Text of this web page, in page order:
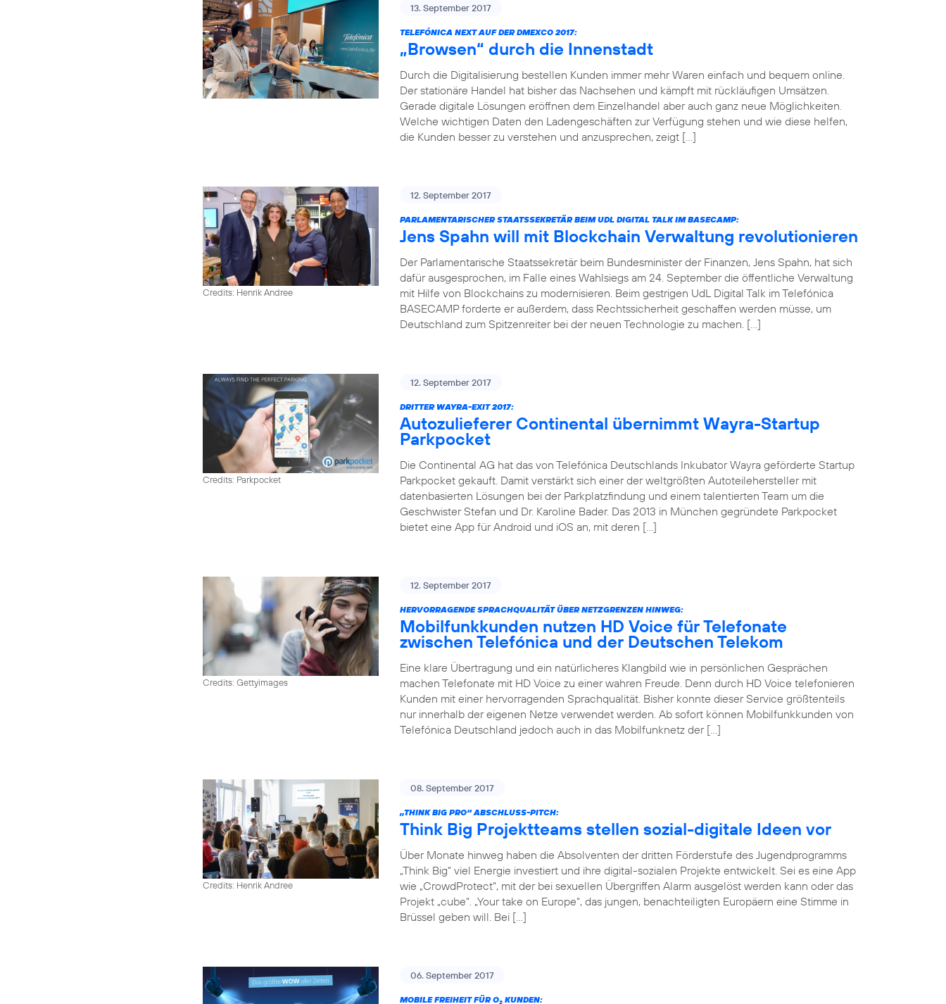
13. September 2017
TELEFÓNICA NEXT AUF DER DMEXCO 2017:
„Browsen“ durch die Innenstadt
Durch die Digitalisierung bestellen Kunden immer mehr Waren einfach und bequem online.
Der stationäre Handel hat bisher das Nachsehen und kämpft mit rückläufigen Umsätzen.
Gerade digitale Lösungen eröffnen dem Einzelhandel aber auch ganz neue Möglichkeiten.
Welche wichtigen Daten den Ladengeschäften zur Verfügung stehen und wie diese helfen,
die Kunden besser zu verstehen und anzusprechen, zeigt […]
Credits: Henrik Andree
12. September 2017
PARLAMENTARISCHER STAATSSEKRETÄR BEIM UDL DIGITAL TALK IM BASECAMP:
Jens Spahn will mit Blockchain Verwaltung revolutionieren
Der Parlamentarische Staatssekretär beim Bundesminister der Finanzen, Jens Spahn, hat sich
dafür ausgesprochen, im Falle eines Wahlsiegs am 24. September die öffentliche Verwaltung
mit Hilfe von Blockchains zu modernisieren. Beim gestrigen UdL Digital Talk im Telefónica
BASECAMP forderte er außerdem, dass Rechtssicherheit geschaffen werden müsse, um
Deutschland zum Spitzenreiter bei der neuen Technologie zu machen. […]
Credits: Parkpocket
12. September 2017
DRITTER WAYRA-EXIT 2017:
Autozulieferer Continental übernimmt Wayra-Startup
Parkpocket
Die Continental AG hat das von Telefónica Deutschlands Inkubator Wayra geförderte Startup
Parkpocket gekauft. Damit verstärkt sich einer der weltgrößten Autoteilehersteller mit
datenbasierten Lösungen bei der Parkplatzfindung und einem talentierten Team um die
Geschwister Stefan und Dr. Karoline Bader. Das 2013 in München gegründete Parkpocket
bietet eine App für Android und iOS an, mit deren […]
Credits: Gettyimages
12. September 2017
HERVORRAGENDE SPRACHQUALITÄT ÜBER NETZGRENZEN HINWEG:
Mobilfunkkunden nutzen HD Voice für Telefonate
zwischen Telefónica und der Deutschen Telekom
Eine klare Übertragung und ein natürlicheres Klangbild wie in persönlichen Gesprächen
machen Telefonate mit HD Voice zu einer wahren Freude. Denn durch HD Voice telefonieren
Kunden mit einer hervorragenden Sprachqualität. Bisher konnte dieser Service größtenteils
nur innerhalb der eigenen Netze verwendet werden. Ab sofort können Mobilfunkkunden von
Telefónica Deutschland jedoch auch in das Mobilfunknetz der […]
Credits: Henrik Andree
08. September 2017
„THINK BIG PRO“ ABSCHLUSS-PITCH:
Think Big Projektteams stellen sozial-digitale Ideen vor
Über Monate hinweg haben die Absolventen der dritten Förderstufe des Jugendprogramms
„Think Big“ viel Energie investiert und ihre digital-sozialen Projekte entwickelt. Sei es eine App
wie „CrowdProtect“, mit der bei sexuellen Übergriffen Alarm ausgelöst werden kann oder das
Projekt „cube“. „Your take on Europe“, das jungen, benachteiligten Europäern eine Stimme in
Brüssel geben will. Bei […]
06. September 2017
MOBILE FREIHEIT FÜR O2 KUNDEN: